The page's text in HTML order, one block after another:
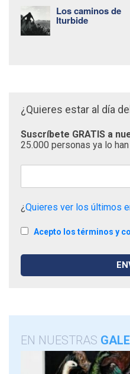
Los caminos de
Iturbide
¿Quieres estar al día
Suscríbete GRATIS a
25.000 personas ya lo
¿Quieres ver los últimos
Acepto los términos y
EN NUESTRAS